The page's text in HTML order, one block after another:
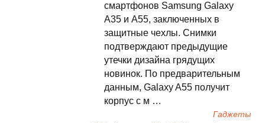
смартфонов Samsung Galaxy
A35 и A55, заключенных в
защитные чехлы. Снимки
подтверждают предыдущие
утечки дизайна грядущих
новинок. По предварительным
данным, Galaxy A55 получит
корпус с м …
Гаджеты